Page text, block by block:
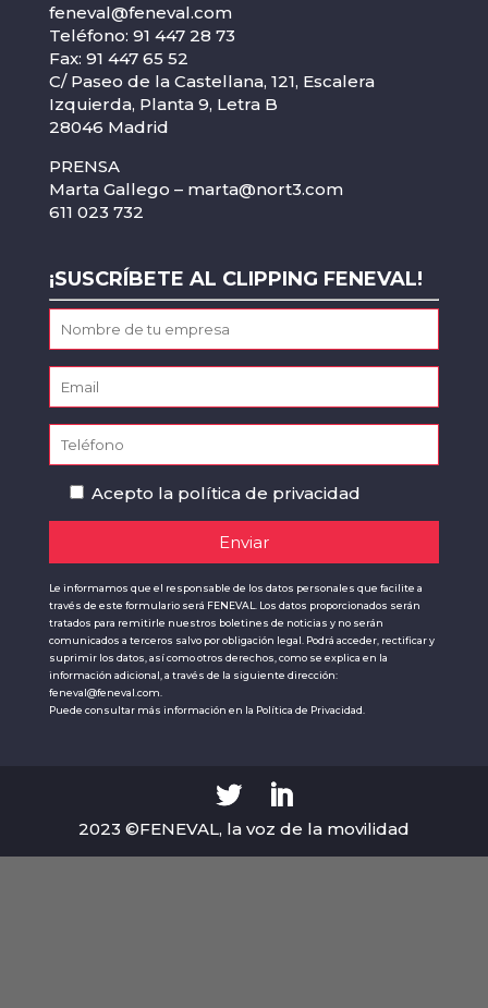
feneval@feneval.com
Teléfono: 91 447 28 73
Fax: 91 447 65 52
C/ Paseo de la Castellana, 121, Escalera
Izquierda, Planta 9, Letra B
28046 Madrid
PRENSA
Marta Gallego – marta@nort3.com
611 023 732
¡SUSCRÍBETE AL CLIPPING FENEVAL!
Acepto la política de privacidad
Le informamos que el responsable de los datos personales que facilite a
través de este formulario será FENEVAL. Los datos proporcionados serán
tratados para remitirle nuestros boletines de noticias y no serán
comunicados a terceros salvo por obligación legal. Podrá acceder, rectificar y
suprimir los datos, así como otros derechos, como se explica en la
información adicional, a través de la siguiente dirección:
feneval@feneval.com.
Puede consultar más información en la Política de Privacidad.
2023 ©FENEVAL, la voz de la movilidad